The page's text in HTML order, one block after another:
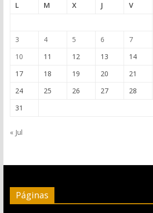
L
M X J V
3
4 5 6 7
10
11 12 13 14
17
18 19 20 21
24
25 26 27 28
31
« Jul
Páginas